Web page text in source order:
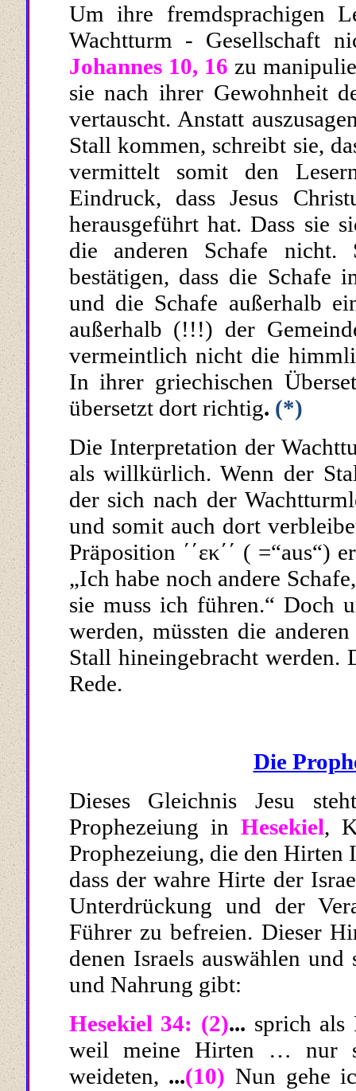
Um ihre fremdsprachigen
Wachtturm - Gesell­schaft
Johannes 10, 16 zu
sie nach ihrer Gewohnheit
vertauscht. Anstatt
Stall kommen, schreibt sie,
ver­mittelt somit den
Eindruck, dass Jesus
herausgeführt hat. Dass sie
die anderen Schafe
bestätigen, dass die Schafe
und die Schafe außerhalb
außerhalb (!!!) der
vermeintlich nicht die
In ihrer griechischen
übersetzt dort richtig. (*)
Die Interpretation der
als willkürlich. Wenn der
der sich nach der
und somit auch dort
Präposition ΄΄εκ΄΄ ( =“aus“)
„Ich habe noch andere
sie muss ich führen.“ Doch
werden, müssten die
Stall hineingebracht
Rede.
Die
Dieses Gleichnis Jesu
Prophezeiung in Hesekiel,
Prophezeiung, die den Hirten
dass der wahre Hirte der
Unterdrückung und der
Führer zu befreien. Dieser
denen Israels auswählen
und Nahrung gibt:
Hesekiel 34: (2)... sprich als
weil meine Hirten … nur
weideten, ...(10) Nun gehe